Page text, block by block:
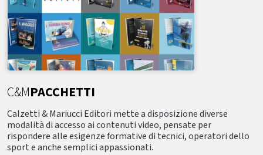
C&MPACCHETTI
Calzetti & Mariucci Editori mette a disposizione diverse
modalità di accesso ai contenuti video, pensate per
rispondere alle esigenze formative di tecnici, operatori dello
sport e anche semplici appassionati.